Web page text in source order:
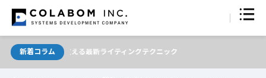
新着コラム
ー必見！AIが支える最新ライティングテクニック